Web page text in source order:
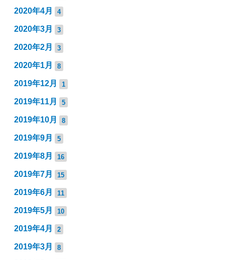
2020年4月 4
2020年3月 3
2020年2月 3
2020年1月 8
2019年12月 1
2019年11月 5
2019年10月 8
2019年9月 5
2019年8月 16
2019年7月 15
2019年6月 11
2019年5月 10
2019年4月 2
2019年3月 8